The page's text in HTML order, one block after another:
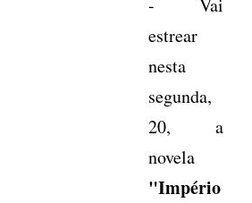
estrear
nesta
segunda,
20, a
novela
"Império